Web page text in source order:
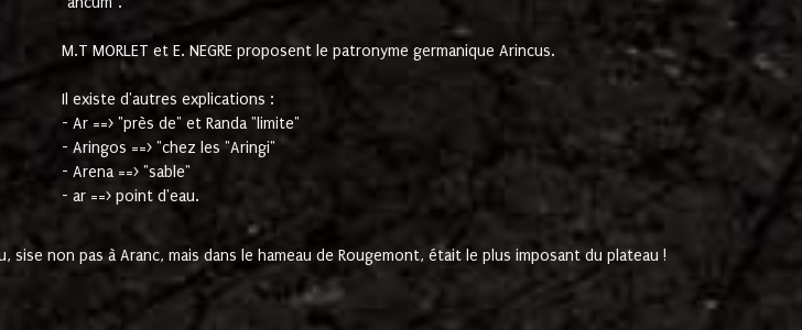
M.T MORLET et E. NEGRE proposent le patronyme germanique Arincus.
Il existe d'autres explications :
- Ar ==> "près de" et Randa "limite"
- Aringos ==> "chez les "Aringi"
- Arena ==> "sable"
- ar ==> point d'eau.
sise non pas à Aranc, mais dans le hameau de Rougemont, était le plus imposant du plateau !